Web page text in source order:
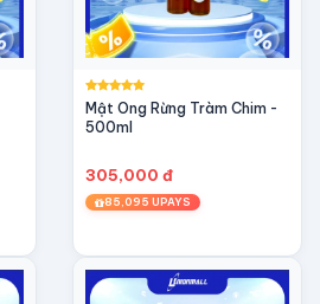
Mật Ong Rừng Tràm Chim -
500ml
305,000 đ
85,095 UPAYS